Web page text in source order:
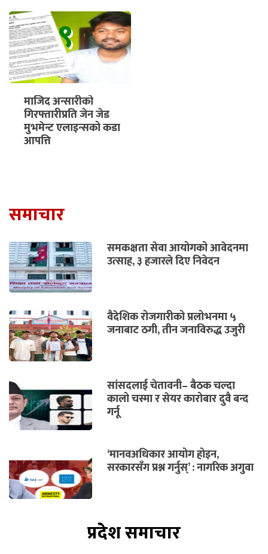
९
माजिद अन्सारीको
गिरफ्तारीप्रति जेन जेड
मुभमेन्ट एलाइन्सको कडा
आपत्ति
समाचार
समकक्षता सेवा आयोगको आवेदनमा
उत्साह, ३ हजारले दिए निवेदन
वैदेशिक रोजगारीको प्रलोभनमा ५
जनाबाट ठगी, तीन जनाविरुद्ध उजुरी
सांसदलाई चेतावनी– बैठक चल्दा
कालो चस्मा र सेयर कारोबार दुवै बन्द
गर्नू
‘मानवअधिकार आयोग होइन,
सरकारसँग प्रश्न गर्नुस्’ : नागरिक अगुवा
प्रदेश समाचार